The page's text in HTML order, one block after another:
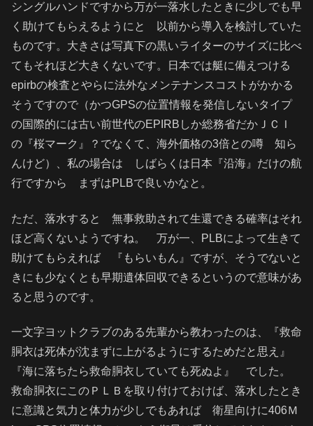
シングルハンドですから万が一落水したときに少しでも早
く助けてもらえるようにと 以前から導入を検討していた
ものです。大きさは写真下の黒いライターのサイズに比べ
てもそれほど大きくないです。日本では艇に備えつける
epirbの検査とやらに法外なメンテナンスコストがかかる
そうですので（かつGPSの位置情報を発信しないタイプ
の国際的には古い前世代のEPIRBしか総務省だかＪＣＩ
の『桜マーク』？でなくて、海外価格の3倍との噂 知ら
んけど）、私の場合は しばらくは日本『沿海』だけの航
行ですから まずはPLBで良いかなと。
ただ、落水すると 無事救助されて生還できる確率はそれ
ほど高くないようですね。 万が一、PLBによって生きて
助けてもらえれば 『もらいもん』ですが、そうでないと
きにも少なくとも早期遺体回収できるというので意味があ
ると思うのです。
一文字ヨットクラブのある先輩から教わったのは、『救命
胴衣は死体が沈まずに上がるようにするためだと思え』
『海に落ちたら救命胴衣していても死ぬよ』 でした。
救命胴衣にこのＰＬＢを取り付けておけば、落水したとき
に意識と気力と体力が少しでもあれば 衛星向けに406Ｍ